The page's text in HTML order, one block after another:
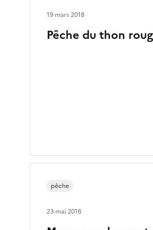
Pêche du thon
19 mars 2018
pêche
23 mai 2016